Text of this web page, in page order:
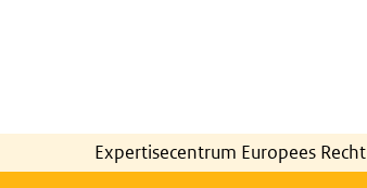
Expertisecentrum Europees Recht